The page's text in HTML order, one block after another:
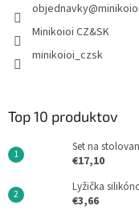
objednavky@
Minikoioi CZ&SK
minikoioi_czsk
Top 10 produktov
Set na
€17,10
Lyžička
€3,66